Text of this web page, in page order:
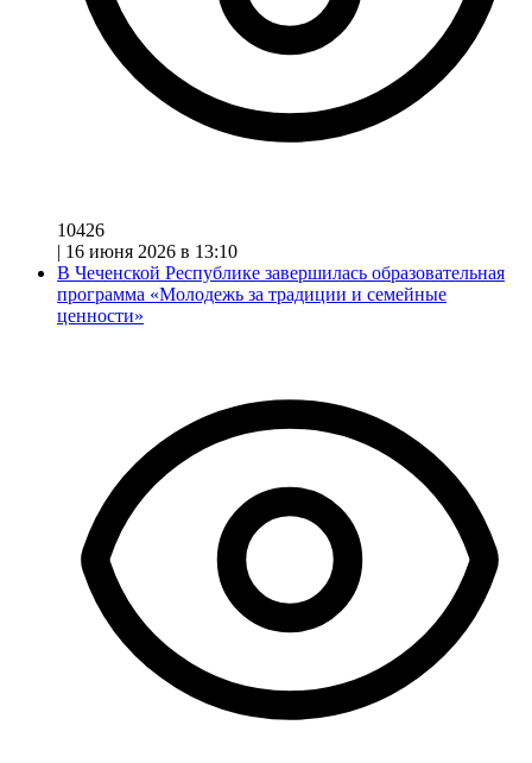
10426
| 16 июня 2026 в 13:10
В Чеченской Республике завершилась образовательная
программа «Молодежь за традиции и семейные
ценности»